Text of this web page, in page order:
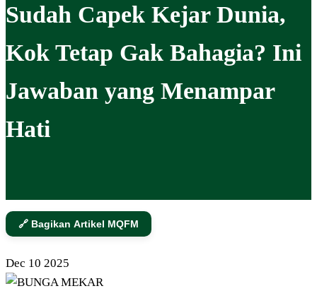
Sudah Capek Kejar Dunia,
Kok Tetap Gak Bahagia? Ini
Jawaban yang Menampar
Hati
🔗 Bagikan Artikel MQFM
Dec 10 2025